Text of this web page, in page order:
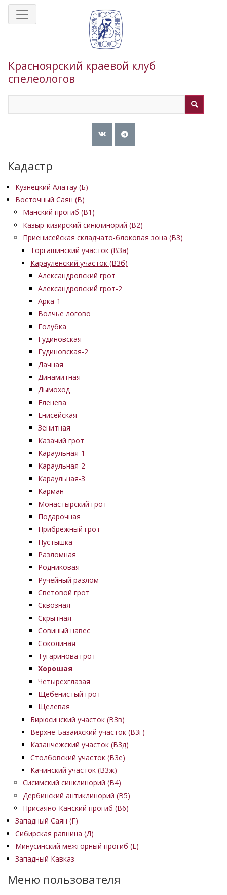
Перейти
Красноярский краевой клуб
спелеологов
Кадастр
Кузнецкий Алатау (Б)
Восточный Саян (B)
Манский прогиб (B1)
Казыр-кизирский синклинорий (В2)
Приенисейская складчато-блоковая зона (В3)
Торгашинский участок (ВЗа)
Карауленский участок (В3б)
Александровский грот
Александровский грот-2
Арка-1
Волчье логово
Голубка
Гудиновская
Гудиновская-2
Дачная
Динамитная
Дымоход
Еленева
Енисейская
Зенитная
Казачий грот
Караульная-1
Караульная-2
Караульная-3
Карман
Монастырский грот
Подарочная
Прибрежный грот
Пустышка
Разломная
Родниковая
Ручейный разлом
Световой грот
Сквозная
Скрытная
Совиный навес
Соколиная
Тугаринова грот
Хорошая
Четырёхглазая
Щебенистый грот
Щелевая
Бирюсинский участок (В3в)
Верхне-Базаихский участок (В3г)
Казанчежский участок (В3д)
Столбовский участок (В3е)
Качинский участок (В3ж)
Сисимский синклинорий (В4)
Дербинский антиклинорий (В5)
Присаяно-Канский прогиб (В6)
Западный Саян (Г)
Сибирская равнина (Д)
Минусинский межгорный прогиб (Е)
Западный Кавказ
Меню пользователя